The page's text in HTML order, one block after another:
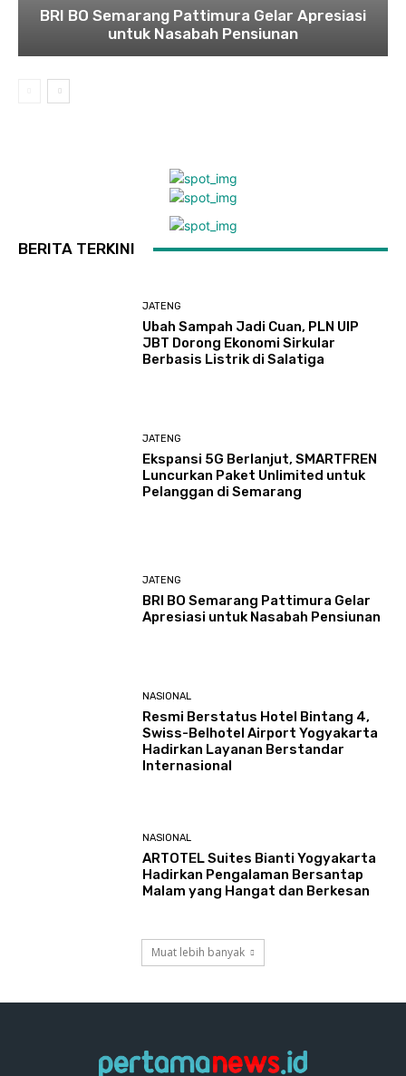
BRI BO Semarang Pattimura Gelar Apresiasi
untuk Nasabah Pensiunan
BERITA TERKINI
JATENG
Ubah Sampah Jadi Cuan, PLN UIP
JBT Dorong Ekonomi Sirkular
Berbasis Listrik di Salatiga
JATENG
Ekspansi 5G Berlanjut, SMARTFREN
Luncurkan Paket Unlimited untuk
Pelanggan di Semarang
JATENG
BRI BO Semarang Pattimura Gelar
Apresiasi untuk Nasabah Pensiunan
NASIONAL
Resmi Berstatus Hotel Bintang 4,
Swiss-Belhotel Airport Yogyakarta
Hadirkan Layanan Berstandar
Internasional
NASIONAL
ARTOTEL Suites Bianti Yogyakarta
Hadirkan Pengalaman Bersantap
Malam yang Hangat dan Berkesan
Muat lebih banyak